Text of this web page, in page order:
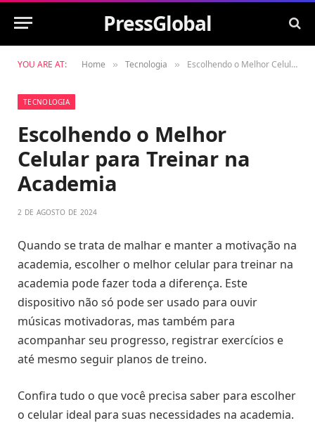
PressGlobal
YOU ARE AT: Home » Tecnologia » Escolhendo o Melhor Celular para Treinar na Academia
TECNOLOGIA
Escolhendo o Melhor
Celular para Treinar na
Academia
2 DE AGOSTO DE 2024
Quando se trata de malhar e manter a motivação na
academia, escolher o melhor celular para treinar na
academia pode fazer toda a diferença. Este
dispositivo não só pode ser usado para ouvir
músicas motivadoras, mas também para
acompanhar seu progresso, registrar exercícios e
até mesmo seguir planos de treino.
Confira tudo o que você precisa saber para escolher
o celular ideal para suas necessidades na academia.